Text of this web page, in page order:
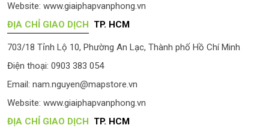
Website: www.giaiphapvanphong.vn
ĐỊA CHỈ GIAO DỊCH
TP. HCM
703/18 Tỉnh Lộ 10, Phường An Lạc, Thành phố Hồ Chí Minh
Điện thoại: 0903 383 054
Email: nam.nguyen@mapstore.vn
Website: www.giaiphapvanphong.vn
ĐỊA CHỈ GIAO DỊCH
TP. HCM